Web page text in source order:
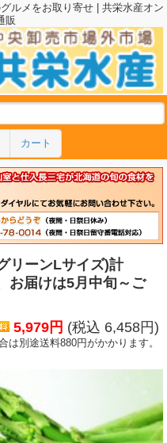
ルメをお取り寄せ | 共栄水産オン
販
カート
リーンLサイズ)計
お届けは5月中旬～ご
5,979円 (税込 6,458円)
は別途送料880円がかかります。